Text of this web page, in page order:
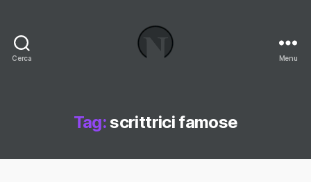
Cerca
Blog
Menu
Tag:scrittrici famose